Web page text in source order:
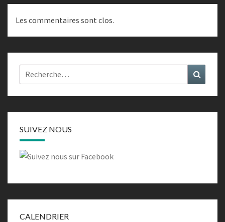
Les commentaires sont clos.
Rechercher :
SUIVEZ NOUS
CALENDRIER